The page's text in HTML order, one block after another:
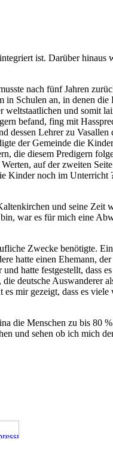
ist. Darüber hinaus
nach fünf Jahren
in Schulen an, in denen
weltstaatlichen und somit
befand, fing mit
dessen Lehrer zu
der Gemeinde die
die diesem Predigern
auf der zweiten
Kinder noch im Unterricht
und seine Zeit
war es für mich eine
Zwecke benötigte.
hatte einen Ehemann,
hatte festgestellt, dass
deutsche Auswanderer
mir gezeigt, dass es
die Menschen zu bis 80
und sehen ob ich mich